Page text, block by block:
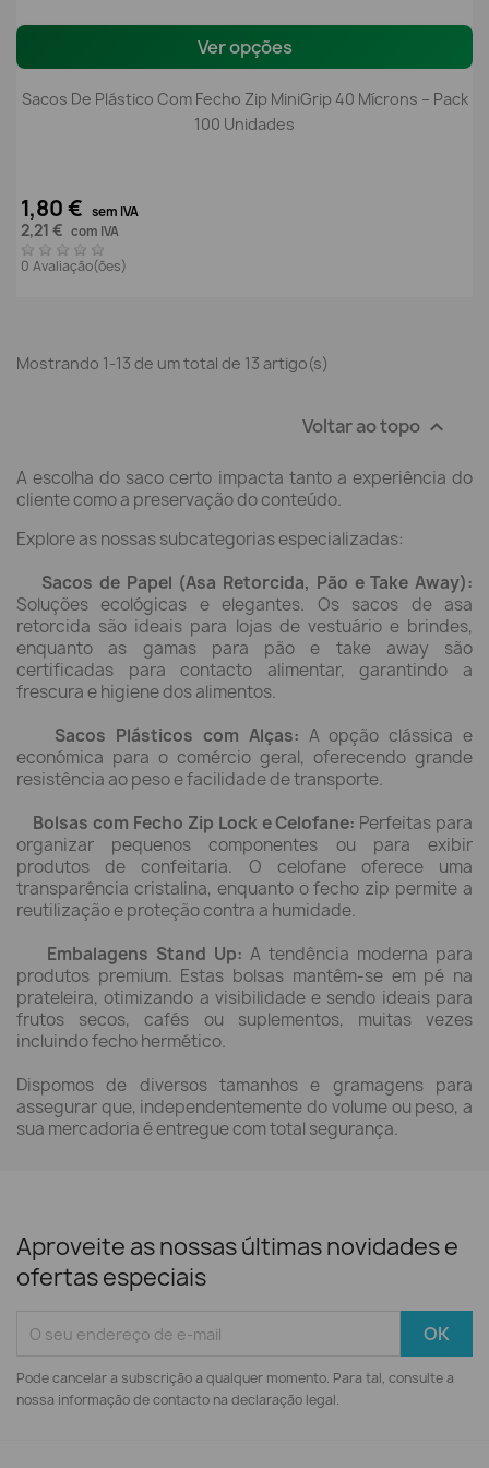
Ver opções
Sacos De Plástico Com Fecho Zip MiniGrip 40 Mícrons – Pack
100 Unidades
1,80 € sem IVA
2,21 € com IVA
0 Avaliação(ões)
Mostrando 1-13 de um total de 13 artigo(s)
Voltar ao topo 
A escolha do saco certo impacta tanto a experiência do
cliente como a preservação do conteúdo.
Explore as nossas subcategorias especializadas:
Sacos de Papel (Asa Retorcida, Pão e Take Away):
Soluções ecológicas e elegantes. Os sacos de asa
retorcida são ideais para lojas de vestuário e brindes,
enquanto as gamas para pão e take away são
certificadas para contacto alimentar, garantindo a
frescura e higiene dos alimentos.
Sacos Plásticos com Alças: A opção clássica e
económica para o comércio geral, oferecendo grande
resistência ao peso e facilidade de transporte.
Bolsas com Fecho Zip Lock e Celofane: Perfeitas para
organizar pequenos componentes ou para exibir
produtos de confeitaria. O celofane oferece uma
transparência cristalina, enquanto o fecho zip permite a
reutilização e proteção contra a humidade.
Embalagens Stand Up: A tendência moderna para
produtos premium. Estas bolsas mantêm-se em pé na
prateleira, otimizando a visibilidade e sendo ideais para
frutos secos, cafés ou suplementos, muitas vezes
incluindo fecho hermético.
Dispomos de diversos tamanhos e gramagens para
assegurar que, independentemente do volume ou peso, a
sua mercadoria é entregue com total segurança.
Aproveite as nossas últimas novidades e
ofertas especiais
Pode cancelar a subscrição a qualquer momento. Para tal, consulte a
nossa informação de contacto na declaração legal.